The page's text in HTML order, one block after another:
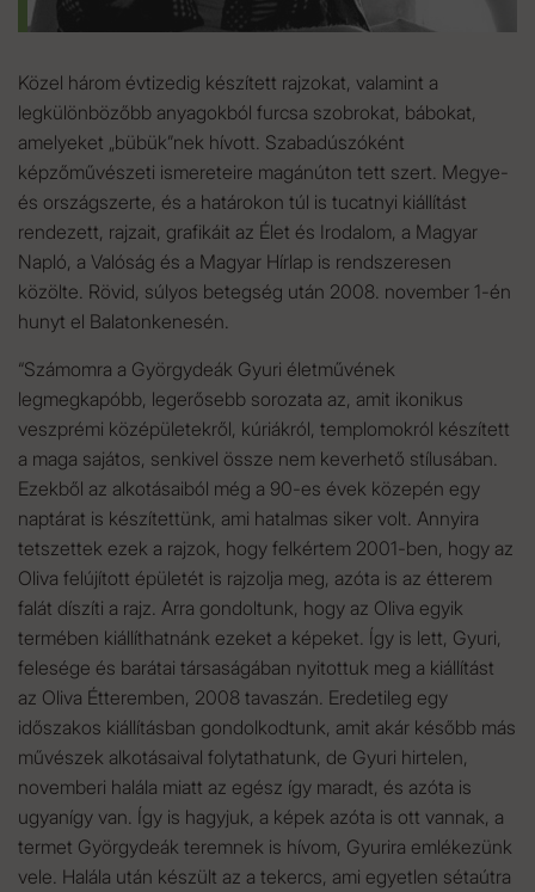
Közel három évtizedig készített rajzokat, valamint a
legkülönbözőbb anyagokból furcsa szobrokat, bábokat,
amelyeket „bübük”nek hívott. Szabadúszóként
képzőművészeti ismereteire magánúton tett szert. Megye-
és országszerte, és a határokon túl is tucatnyi kiállítást
rendezett, rajzait, grafikáit az Élet és Irodalom, a Magyar
Napló, a Valóság és a Magyar Hírlap is rendszeresen
közölte. Rövid, súlyos betegség után 2008. november 1-én
hunyt el Balatonkenesén.
“Számomra a Györgydeák Gyuri életművének
legmegkapóbb, legerősebb sorozata az, amit ikonikus
veszprémi középületekről, kúriákról, templomokról készített
a maga sajátos, senkivel össze nem keverhető stílusában.
Ezekből az alkotásaiból még a 90-es évek közepén egy
naptárat is készítettünk, ami hatalmas siker volt. Annyira
tetszettek ezek a rajzok, hogy felkértem 2001-ben, hogy az
Oliva felújított épületét is rajzolja meg, azóta is az étterem
falát díszíti a rajz. Arra gondoltunk, hogy az Oliva egyik
termében kiállíthatnánk ezeket a képeket. Így is lett, Gyuri,
felesége és barátai társaságában nyitottuk meg a kiállítást
az Oliva Étteremben, 2008 tavaszán. Eredetileg egy
időszakos kiállításban gondolkodtunk, amit akár később más
művészek alkotásaival folytathatunk, de Gyuri hirtelen,
novemberi halála miatt az egész így maradt, és azóta is
ugyanígy van. Így is hagyjuk, a képek azóta is ott vannak, a
termet Györgydeák teremnek is hívom, Gyurira emlékezünk
vele. Halála után készült az a tekercs, ami egyetlen sétaútra